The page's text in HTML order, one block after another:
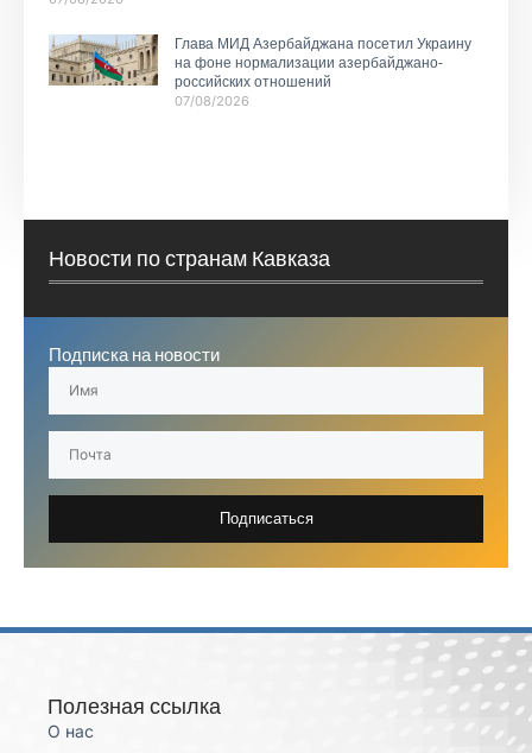
Глава МИД Азербайджана посетил Украину
на фоне нормализации азербайджано-
российских отношений
07/08/2026
Новости по странам Кавказа
Подписка на новости
Подписаться
Полезная ссылка
О нас